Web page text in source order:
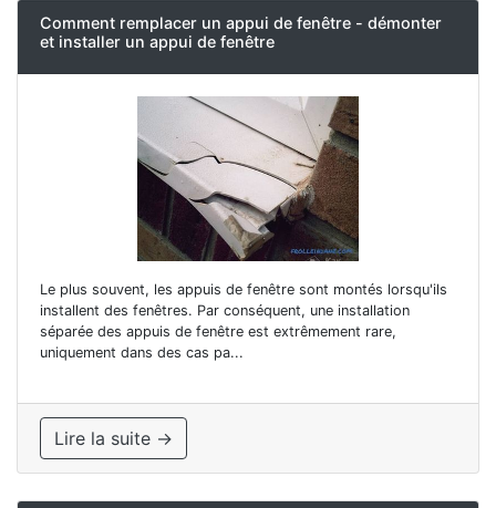
Comment remplacer un appui de fenêtre - démonter
et installer un appui de fenêtre
Le plus souvent, les appuis de fenêtre sont montés lorsqu'ils
installent des fenêtres. Par conséquent, une installation
séparée des appuis de fenêtre est extrêmement rare,
uniquement dans des cas pa...
Lire la suite →